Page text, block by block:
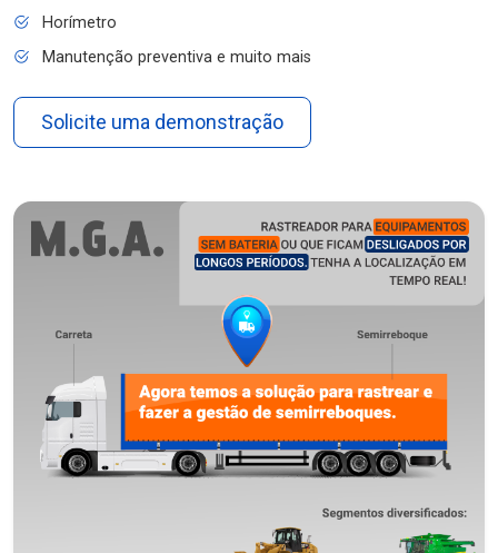
Horímetro
Manutenção preventiva e muito mais
Solicite uma demonstração